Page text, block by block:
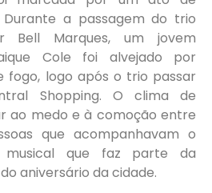
a passagem do trio
Bell Marques, um jovem
Cole foi alvejado por
fogo, logo após o trio passar
Shopping. O clima de
ao medo e à comoção entre
que acompanhavam o
que faz parte da
aniversário da cidade.